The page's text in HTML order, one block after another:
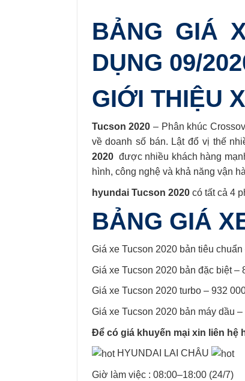
BẢNG GIÁ
DỤNG 09/
GIỚI THIỆU
Tucson 2020 – Phân khúc
về doanh số bán. Lật đổ vị thế
2020 được nhiều khách hàng
hình, công nghệ và khả năng vận
hyundai Tucson 2020có tất cả 4
BẢNG GIÁ
Giá xe Tucson 2020 bản tiêu
Giá xe Tucson 2020 bản đặc biệt –
Giá xe Tucson 2020 turbo – 932
Giá xe Tucson 2020 bản máy dầu
Để có giá khuyến mại xin liên hệ
HYUNDAI LAI CHÂU
Giờ làm việc : 08:00–18:00 (24/7)